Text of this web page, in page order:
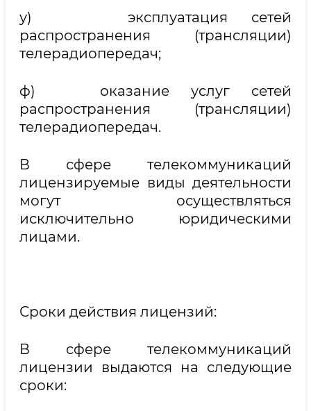
у) эксплуатация сетей
распространения (трансляции)
телерадиопередач;
ф) оказание услуг сетей
распространения (трансляции)
телерадиопередач.
В сфере телекоммуникаций
лицензируемые виды деятельности
могут осуществляться
исключительно юридическими
лицами.
Сроки действия лицензий:
В сфере телекоммуникаций
лицензии выдаются на следующие
сроки: